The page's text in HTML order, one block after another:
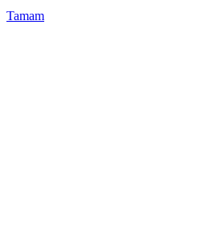
Tamam